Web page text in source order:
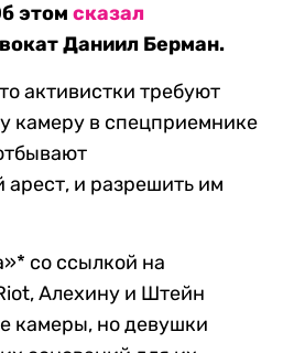
этом сказал
Даниил Берман.
активистки требуют
камеру в спецприемнике
и разрешить им
со ссылкой на
Алехину и Штейн
камеры, но девушки